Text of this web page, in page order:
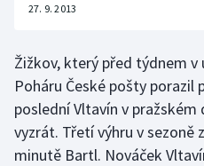
27. 9. 2013
Žižkov, který před týdnem
Poháru České pošty porazil
poslední Vltavín v
vyzrát. Třetí výhru v sezoně
minutě Bartl. Nováček